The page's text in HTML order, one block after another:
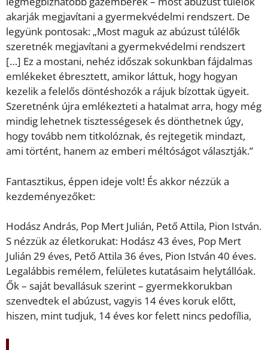
akarják megjavítani a gyermekvédelmi rendszert. De
legyünk pontosak: „Most maguk az abúzust túlélők
szeretnék megjavítani a gyermekvédelmi rendszert
[…] Ez a mostani, nehéz időszak sokunkban fájdalmas
emlékeket ébresztett, amikor láttuk, hogy hogyan
kezelik a felelős döntéshozók a rájuk bízottak ügyeit.
Szeretnénk újra emlékezteti a hatalmat arra, hogy még
mindig lehetnek tisztességesek és dönthetnek úgy,
hogy tovább nem titkolóznak, és rejtegetik mindazt,
ami történt, hanem az emberi méltóságot választják.”
Fantasztikus, éppen ideje volt! És akkor nézzük a
kezdeményezőket:
Hodász András, Pop Mert Julián, Pető Attila, Pion István.
S nézzük az életkorukat: Hodász 43 éves, Pop Mert
Julián 29 éves, Pető Attila 36 éves, Pion István 40 éves.
Legalábbis remélem, felületes kutatásaim helytállóak.
Ők – saját bevallásuk szerint – gyermekkorukban
szenvedtek el abúzust, vagyis 14 éves koruk előtt,
hiszen, mint tudjuk, 14 éves kor felett nincs pedofília,